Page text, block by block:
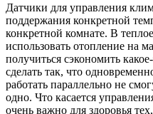
Датчики для управления
поддержания конкретной
конкретной комнате. В
использовать отопление на
получиться сэкономить
сделать так, что
работать параллельно не
одно. Что касается
очень важно для здоровья